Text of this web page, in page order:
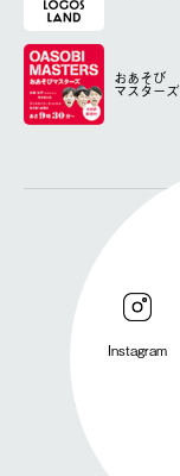
おあそび
マスターズ
Instagram